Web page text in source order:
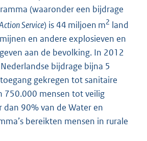
(waaronder een bijdrage
Service) is 44 miljoen m2 land
en andere explosieven en
aan de bevolking. In 2012
bijdrage bijna 5
gekregen tot sanitaire
750.000 mensen tot veilig
dan 90% van de Water en
bereikten mensen in rurale